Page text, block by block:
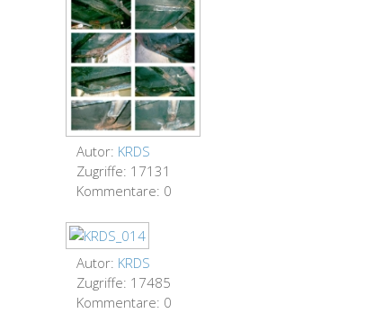
Autor: KRDS
Zugriffe: 17131
Kommentare: 0
Autor: KRDS
Zugriffe: 17485
Kommentare: 0